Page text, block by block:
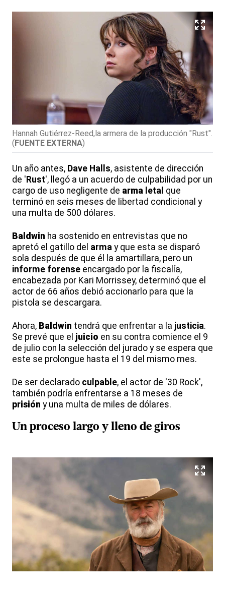
Hannah Gutiérrez-Reed,la armera de la producción "Rust".
( FUENTE EXTERNA)
Un año antes, Dave Halls, asistente de dirección
de ' Rust', llegó a un acuerdo de culpabilidad por un
cargo de uso negligente de arma letal que
terminó en seis meses de libertad condicional y
una multa de 500 dólares.
Baldwin ha sostenido en entrevistas que no
apretó el gatillo del arma y que esta se disparó
sola después de que él la amartillara, pero un
informe forense encargado por la fiscalía,
encabezada por Kari Morrissey, determinó que el
actor de 66 años debió accionarlo para que la
pistola se descargara.
Ahora, Baldwin tendrá que enfrentar a la justicia.
Se prevé que el juicio en su contra comience el 9
de julio con la selección del jurado y se espera que
este se prolongue hasta el 19 del mismo mes.
De ser declarado culpable, el actor de '30 Rock',
también podría enfrentarse a 18 meses de
prisión y una multa de miles de dólares.
Un proceso largo y lleno de giros